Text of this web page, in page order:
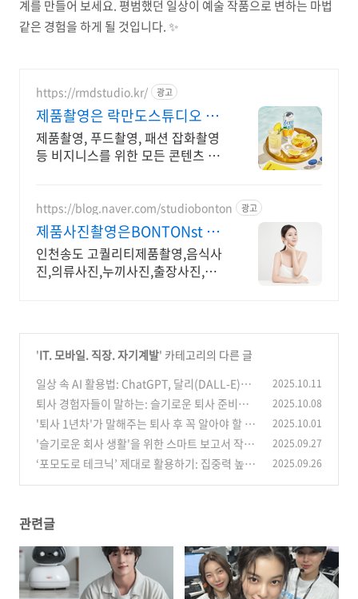
계를 만들어 보세요. 평범했던 일상이 예술 작품으로 변하는 마법
같은 경험을 하게 될 것입니다. ✨
https://rmdstudio.kr/ 광고
제품촬영은 락만도스튜디오 제
품사진촬영전문
제품촬영, 푸드촬영, 패션 잡화촬영
등 비지니스를 위한 모든 콘텐츠 락
세요
https://blog.naver.com/studiobonton 광고
제품사진촬영은BONTONst 인
천송도/대표제품촬영스튜
인천송도 고퀄리티제품촬영,음식사
진,의류사진,누끼사진,출장사진,상
'IT. 모바일. 직장. 자기계발' 카테고리의 다른 글
일상 속 AI 활용법: ChatGPT, 달리(DALL-E)보
다 실용적인 AI 도구 (0)
2025.10.11
퇴사 경험자들이 말하는: 슬기로운 퇴사 준비와
이직 꿀팁
(0)
2025.10.08
'퇴사 1년차'가 말해주는 퇴사 후 꼭 알아야 할 세
금/보험 정리법
(0)
2025.10.01
'슬기로운 회사 생활'을 위한 스마트 보고서 작성
법: 한 장으로 끝내는 핵심 요약
(0)
2025.09.27
‘포모도로 테크닉’ 제대로 활용하기: 집중력 높이
2025.09.26
관련글